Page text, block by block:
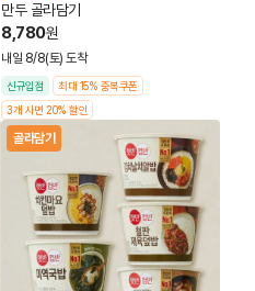
만두 골라담기
8,780원
내일 8/8(토) 도착
신규입점
최대 15% 중복쿠폰
3개 사면 20% 할인
골라담기